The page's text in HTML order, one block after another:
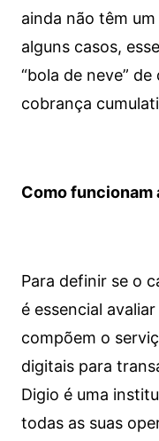
ainda não têm
alguns casos,
“bola de neve”
cobrança
Como funcionam
Para definir se o
é essencial
compõem o
digitais para
Digio é uma
todas as suas